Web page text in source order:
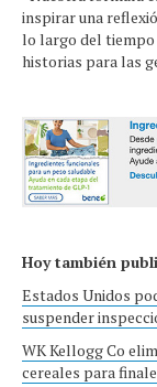
inspirar una
lo largo del tiempo
historias para las
Hoy también
Estados Unidos
suspender
WK Kellogg Co
cereales para